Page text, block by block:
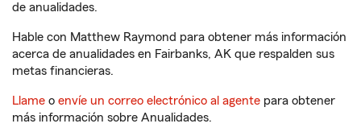
de anualidades.
Hable con Matthew Raymond para obtener más información
acerca de anualidades en Fairbanks, AK que respalden sus
metas financieras.
Llame o envíe un correo electrónico al agente para obtener
más información sobre Anualidades.